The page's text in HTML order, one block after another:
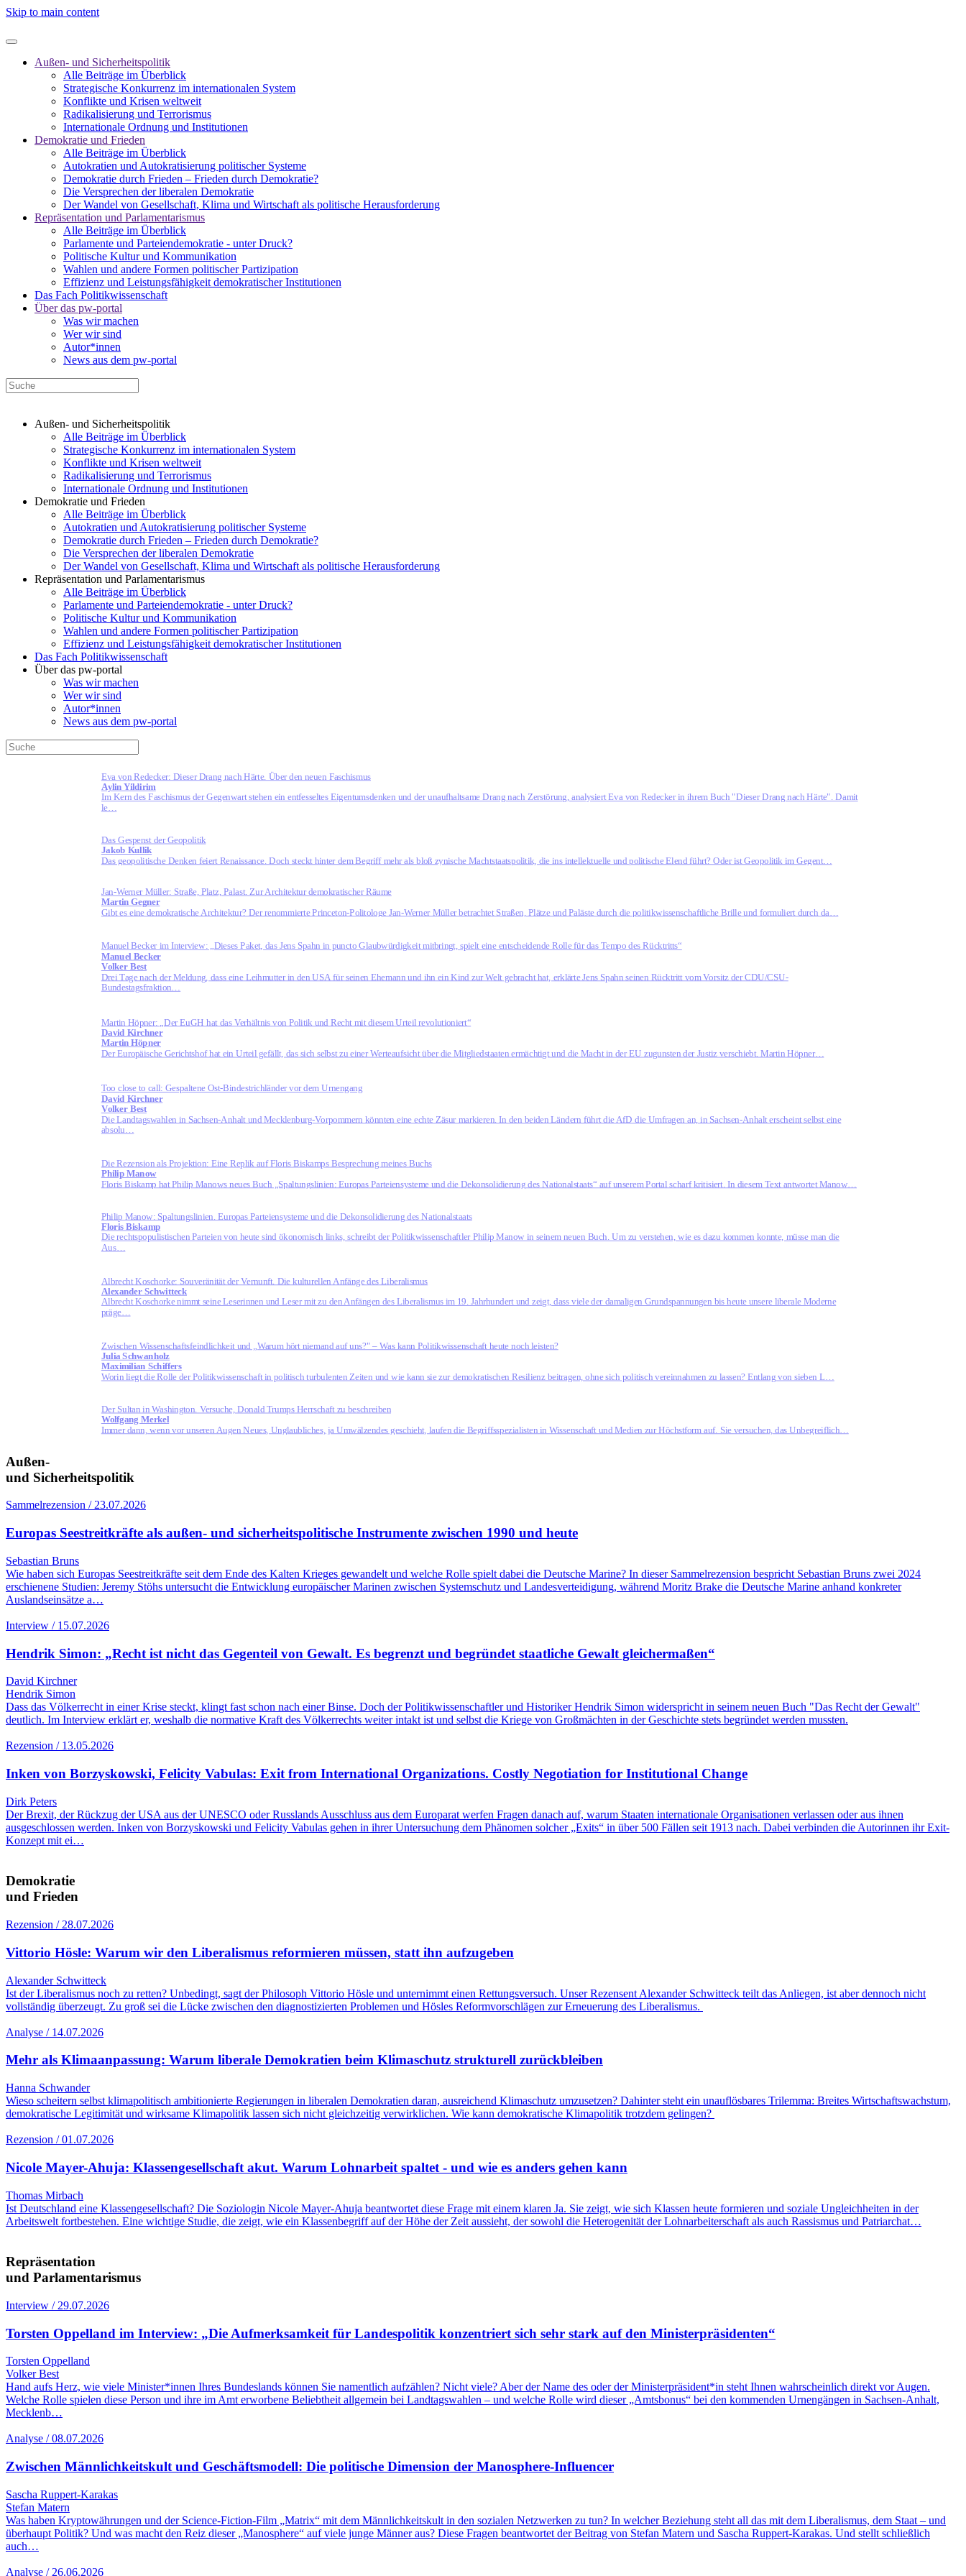
Skip to main content
Außen- und Sicherheitspolitik
Alle Beiträge im Überblick
Strategische Konkurrenz im internationalen System
Konflikte und Krisen weltweit
Radikalisierung und Terrorismus
Internationale Ordnung und Institutionen
Demokratie und Frieden
Alle Beiträge im Überblick
Autokratien und Autokratisierung politischer Systeme
Demokratie durch Frieden – Frieden durch Demokratie?
Die Versprechen der liberalen Demokratie
Der Wandel von Gesellschaft, Klima und Wirtschaft als politische Herausforderung
Repräsentation und Parlamentarismus
Alle Beiträge im Überblick
Parlamente und Parteiendemokratie - unter Druck?
Politische Kultur und Kommunikation
Wahlen und andere Formen politischer Partizipation
Effizienz und Leistungsfähigkeit demokratischer Institutionen
Das Fach Politikwissenschaft
Über das pw-portal
Was wir machen
Wer wir sind
Autor*innen
News aus dem pw-portal
Außen- und Sicherheitspolitik
Alle Beiträge im Überblick
Strategische Konkurrenz im internationalen System
Konflikte und Krisen weltweit
Radikalisierung und Terrorismus
Internationale Ordnung und Institutionen
Demokratie und Frieden
Alle Beiträge im Überblick
Autokratien und Autokratisierung politischer Systeme
Demokratie durch Frieden – Frieden durch Demokratie?
Die Versprechen der liberalen Demokratie
Der Wandel von Gesellschaft, Klima und Wirtschaft als politische Herausforderung
Repräsentation und Parlamentarismus
Alle Beiträge im Überblick
Parlamente und Parteiendemokratie - unter Druck?
Politische Kultur und Kommunikation
Wahlen und andere Formen politischer Partizipation
Effizienz und Leistungsfähigkeit demokratischer Institutionen
Das Fach Politikwissenschaft
Über das pw-portal
Was wir machen
Wer wir sind
Autor*innen
News aus dem pw-portal
Eva von Redecker: Dieser Drang nach Härte. Über den neuen Faschismus
Aylin Yildirim
Im Kern des Faschismus der Gegenwart stehen ein entfesseltes Eigentumsdenken und der unaufhaltsame Drang nach Zerstörung, analysiert Eva von Redecker in ihrem Buch "Dieser Drang nach Härte". Damit
le…
Das Gespenst der Geopolitik
Jakob Kullik
Das geopolitische Denken feiert Renaissance. Doch steckt hinter dem Begriff mehr als bloß zynische Machtstaatspolitik, die ins intellektuelle und politische Elend führt? Oder ist Geopolitik im Gegent…
Jan-Werner Müller: Straße, Platz, Palast. Zur Architektur demokratischer Räume
Martin Gegner
Gibt es eine demokratische Architektur? Der renommierte Princeton-Politologe Jan-Werner Müller betrachtet Straßen, Plätze und Paläste durch die politikwissenschaftliche Brille und formuliert durch da…
Manuel Becker im Interview: „Dieses Paket, das Jens Spahn in puncto Glaubwürdigkeit mitbringt, spielt eine entscheidende Rolle für das Tempo des Rücktritts“
Manuel Becker
Volker Best
Drei Tage nach der Meldung, dass eine Leihmutter in den USA für seinen Ehemann und ihn ein Kind zur Welt gebracht hat, erklärte Jens Spahn seinen Rücktritt vom Vorsitz der CDU/CSU-
Bundestagsfraktion…
Martin Höpner: „Der EuGH hat das Verhältnis von Politik und Recht mit diesem Urteil revolutioniert“
David Kirchner
Martin Höpner
Der Europäische Gerichtshof hat ein Urteil gefällt, das sich selbst zu einer Werteaufsicht über die Mitgliedstaaten ermächtigt und die Macht in der EU zugunsten der Justiz verschiebt. Martin Höpner…
Too close to call: Gespaltene Ost-Bindestrichländer vor dem Urnengang
David Kirchner
Volker Best
Die Landtagswahlen in Sachsen-Anhalt und Mecklenburg-Vorpommern könnten eine echte Zäsur markieren. In den beiden Ländern führt die AfD die Umfragen an, in Sachsen-Anhalt erscheint selbst eine
absolu…
Die Rezension als Projektion: Eine Replik auf Floris Biskamps Besprechung meines Buchs
Philip Manow
Floris Biskamp hat Philip Manows neues Buch „Spaltungslinien: Europas Parteiensysteme und die Dekonsolidierung des Nationalstaats“ auf unserem Portal scharf kritisiert. In diesem Text antwortet Manow…
Philip Manow: Spaltungslinien. Europas Parteiensysteme und die Dekonsolidierung des Nationalstaats
Floris Biskamp
Die rechtspopulistischen Parteien von heute sind ökonomisch links, schreibt der Politikwissenschaftler Philip Manow in seinem neuen Buch. Um zu verstehen, wie es dazu kommen konnte, müsse man die
Aus…
Albrecht Koschorke: Souveränität der Vernunft. Die kulturellen Anfänge des Liberalismus
Alexander Schwitteck
Albrecht Koschorke nimmt seine Leserinnen und Leser mit zu den Anfängen des Liberalismus im 19. Jahrhundert und zeigt, dass viele der damaligen Grundspannungen bis heute unsere liberale Moderne
präge…
Zwischen Wissenschaftsfeindlichkeit und „Warum hört niemand auf uns?" – Was kann Politikwissenschaft heute noch leisten?
Julia Schwanholz
Maximilian Schiffers
Worin liegt die Rolle der Politikwissenschaft in politisch turbulenten Zeiten und wie kann sie zur demokratischen Resilienz beitragen, ohne sich politisch vereinnahmen zu lassen? Entlang von sieben L…
Der Sultan in Washington. Versuche, Donald Trumps Herrschaft zu beschreiben
Wolfgang Merkel
Immer dann, wenn vor unseren Augen Neues, Unglaubliches, ja Umwäl­zendes geschieht, laufen die Begriffsspezialisten in Wissenschaft und Medien zur Höchstform auf. Sie versuchen, das Unbegreiflich…
Außen-
und Sicherheitspolitik
Sammelrezension / 23.07.2026
Europas Seestreitkräfte als außen- und sicherheitspolitische Instrumente zwischen 1990 und heute
Sebastian Bruns
Wie haben sich Europas Seestreitkräfte seit dem Ende des Kalten Krieges gewandelt und welche Rolle spielt dabei die Deutsche Marine? In dieser Sammelrezension bespricht Sebastian Bruns zwei 2024
erschienene Studien: Jeremy Stöhs untersucht die Entwicklung europäischer Marinen zwischen Systemschutz und Landesverteidigung, während Moritz Brake die Deutsche Marine anhand konkreter
Auslandseinsätze a…
Interview / 15.07.2026
Hendrik Simon: „Recht ist nicht das Gegenteil von Gewalt. Es begrenzt und begründet staatliche Gewalt gleichermaßen“
David Kirchner
Hendrik Simon
Dass das Völkerrecht in einer Krise steckt, klingt fast schon nach einer Binse. Doch der Politikwissenschaftler und Historiker Hendrik Simon widerspricht in seinem neuen Buch "Das Recht der Gewalt"
deutlich. Im Interview erklärt er, weshalb die normative Kraft des Völkerrechts weiter intakt ist und selbst die Kriege von Großmächten in der Geschichte stets begründet werden mussten.
Rezension / 13.05.2026
Inken von Borzyskowski, Felicity Vabulas: Exit from International Organizations. Costly Negotiation for Institutional Change
Dirk Peters
Der Brexit, der Rückzug der USA aus der UNESCO oder Russlands Ausschluss aus dem Europarat werfen Fragen danach auf, warum Staaten internationale Organisationen verlassen oder aus ihnen
ausgeschlossen werden. Inken von Borzyskowski und Felicity Vabulas gehen in ihrer Untersuchung dem Phänomen solcher „Exits“ in über 500 Fällen seit 1913 nach. Dabei verbinden die Autorinnen ihr Exit-
Konzept mit ei…
Demokratie
und Frieden
Rezension / 28.07.2026
Vittorio Hösle: Warum wir den Liberalismus reformieren müssen, statt ihn aufzugeben
Alexander Schwitteck
Ist der Liberalismus noch zu retten? Unbedingt, sagt der Philosoph Vittorio Hösle und unternimmt einen Rettungsversuch. Unser Rezensent Alexander Schwitteck teilt das Anliegen, ist aber dennoch nicht
vollständig überzeugt. Zu groß sei die Lücke zwischen den diagnostizierten Problemen und Hösles Reformvorschlägen zur Erneuerung des Liberalismus.
Analyse / 14.07.2026
Mehr als Klimaanpassung: Warum liberale Demokratien beim Klimaschutz strukturell zurückbleiben
Hanna Schwander
Wieso scheitern selbst klimapolitisch ambitionierte Regierungen in liberalen Demokratien daran, ausreichend Klimaschutz umzusetzen? Dahinter steht ein unauflösbares Trilemma: Breites Wirtschaftswachstum,
demokratische Legitimität und wirksame Klimapolitik lassen sich nicht gleichzeitig verwirklichen. Wie kann demokratische Klimapolitik trotzdem gelingen?
Rezension / 01.07.2026
Nicole Mayer-Ahuja: Klassengesellschaft akut. Warum Lohnarbeit spaltet - und wie es anders gehen kann
Thomas Mirbach
Ist Deutschland eine Klassengesellschaft? Die Soziologin Nicole Mayer-Ahuja beantwortet diese Frage mit einem klaren Ja. Sie zeigt, wie sich Klassen heute formieren und soziale Ungleichheiten in der
Arbeitswelt fortbestehen. Eine wichtige Studie, die zeigt, wie ein Klassenbegriff auf der Höhe der Zeit aussieht, der sowohl die Heterogenität der Lohnarbeiterschaft als auch Rassismus und Patriarchat…
Repräsentation
und Parlamentarismus
Interview / 29.07.2026
Torsten Oppelland im Interview: „Die Aufmerksamkeit für Landespolitik konzentriert sich sehr stark auf den Ministerpräsidenten“
Torsten Oppelland
Volker Best
Hand aufs Herz, wie viele Minister*innen Ihres Bundeslands können Sie namentlich aufzählen? Nicht viele? Aber der Name des oder der Ministerpräsident*in steht Ihnen wahrscheinlich direkt vor Augen.
Welche Rolle spielen diese Person und ihre im Amt erworbene Beliebtheit allgemein bei Landtagswahlen – und welche Rolle wird dieser „Amtsbonus“ bei den kommenden Urnengängen in Sachsen-Anhalt,
Mecklenb…
Analyse / 08.07.2026
Zwischen Männlichkeitskult und Geschäftsmodell: Die politische Dimension der Manosphere-Influencer
Sascha Ruppert-Karakas
Stefan Matern
Was haben Kryptowährungen und der Science-Fiction-Film „Matrix“ mit dem Männlichkeitskult in den sozialen Netzwerken zu tun? In welcher Beziehung steht all das mit dem Liberalismus, dem Staat – und
überhaupt Politik? Und was macht den Reiz dieser „Manosphere“ auf viele junge Männer aus? Diese Fragen beantwortet der Beitrag von Stefan Matern und Sascha Ruppert-Karakas. Und stellt schließlich
auch…
Analyse / 26.06.2026